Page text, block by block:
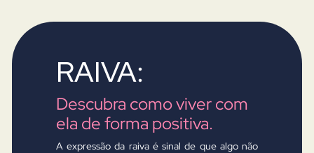
RAIVA:
Descubra como viver com
ela de forma positiva.
A expressão da raiva é sinal de que algo não